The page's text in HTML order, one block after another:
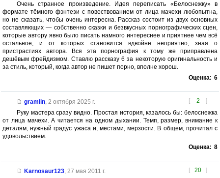
Очень странное произведение. Идея переписать «Белоснежку» в
формате тёмного фэнтези с повествованием от лица мачехи любопытна,
но не сказать, чтобы очень интересна. Рассказ состоит из двух основных
составляющих — собственно сказки и безвкусных порнографических сцен,
которые автору явно было писать намного интереснее и приятнее чем всё
остальное, и от которых становится вдвойне неприятно, зная о
пристрастиях автора. Вся эта порнография к тому же приправлена
дешёвым фрейдизмом. Ставлю рассказу 6 за некоторую оригинальность и
за стиль, который, когда автор не пишет порно, вполне хорош.
Оценка: 6
[ 2 ]
gramlin, 2 октября 2025 г.
Руку мастера сразу видно. Простая история, казалось бы: белоснежка
от лица мачехи. А читается на одном дыхании. Темп, размер, внимание к
деталям, нужный градус ужаса и, местами, мерзости. В общем, прочитал с
удовольствием.
Оценка: 8
[ 20 ]
Karnosaur123, 27 мая 2011 г.